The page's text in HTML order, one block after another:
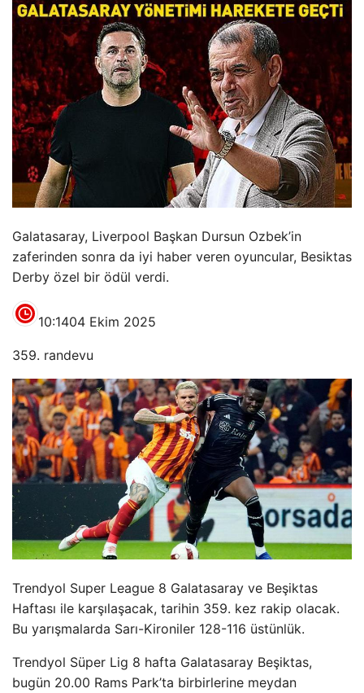
Galatasaray, Liverpool Başkan Dursun Ozbek’in
zaferinden sonra da iyi haber veren oyuncular, Besiktas
Derby özel bir ödül verdi.
10:1404 Ekim 2025
359. randevu
Trendyol Super League 8 Galatasaray ve Beşiktas
Haftası ile karşılaşacak, tarihin 359. kez rakip olacak.
Bu yarışmalarda Sarı-Kironiler 128-116 üstünlük.
Trendyol Süper Lig 8 hafta Galatasaray Beşiktas,
bugün 20.00 Rams Park’ta birbirlerine meydan